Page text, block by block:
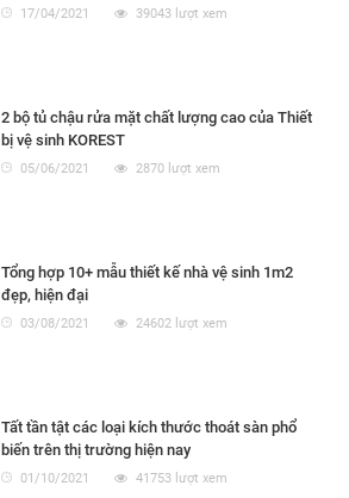
17/04/2021 39043 lượt xem
2 bộ tủ chậu rửa mặt chất lượng cao của Thiết
bị vệ sinh KOREST
05/06/2021 2870 lượt xem
Tổng hợp 10+ mẫu thiết kế nhà vệ sinh 1m2
đẹp, hiện đại
03/08/2021 24602 lượt xem
Tất tần tật các loại kích thước thoát sàn phổ
biến trên thị trường hiện nay
01/10/2021 41753 lượt xem